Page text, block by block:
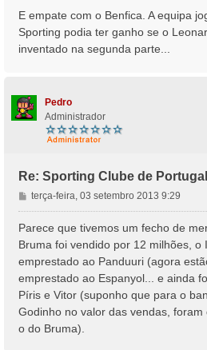
n
a
g
E empate com o Benfica. A equipa
Sporting podia ter ganho se o
inventado na segunda parte...
Pedro
Administrador
Re: Sporting Clube de
M
e
n
g
e
m
terça-feira, 03 setembro 2013 9:29
Parece que tivemos um fecho de
Bruma foi vendido por 12 milhões,
emprestado ao Panduuri (agora
emprestado ao Espanyol... e ainda
Píris e Vitor (suponho que para o
Godinho no valor das vendas,
o do Bruma).